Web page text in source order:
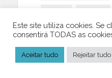
MORAL MULHER
PAPA PAPAS
TRUMP VATICANO
Este site utiliza cookies. Se
consentirá TODAS as
Aceitar tudo Rejeitar tudo